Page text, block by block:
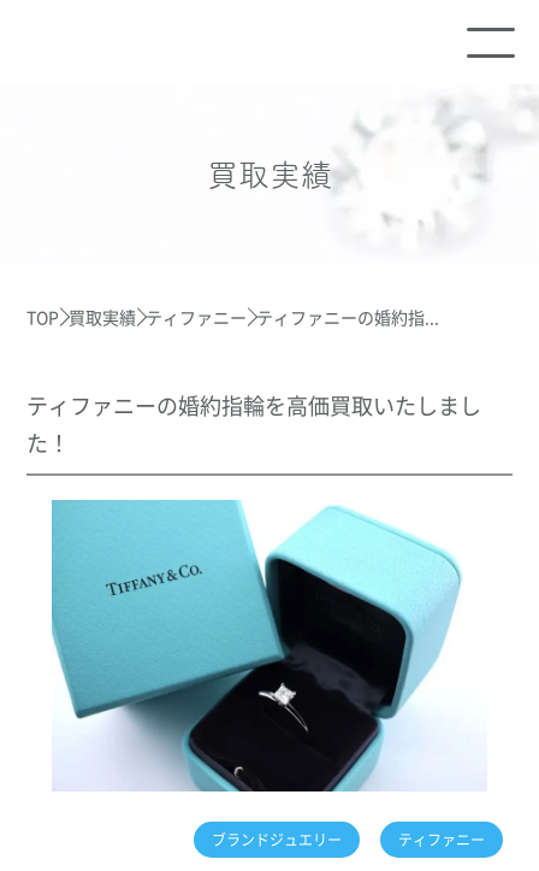
買取実績
TOP 買取実績 ティファニー ティファニーの婚約指...
ティファニーの婚約指輪を高価買取いたしまし
た！
ブランドジュエリー ティファニー